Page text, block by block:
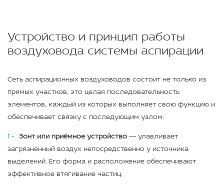
Устройство и принцип работы
воздуховода системы аспирации
Сеть аспирационных воздуховодов состоит не только из
прямых участков, это целая последовательность
элементов, каждый из которых выполняет свою функцию и
обеспечивает связку с последующим узлом:
Зонт или приёмное устройство — улавливает
загрязнённый воздух непосредственно у источника
выделений. Его форма и расположение обеспечивают
эффективное втягивание частиц.